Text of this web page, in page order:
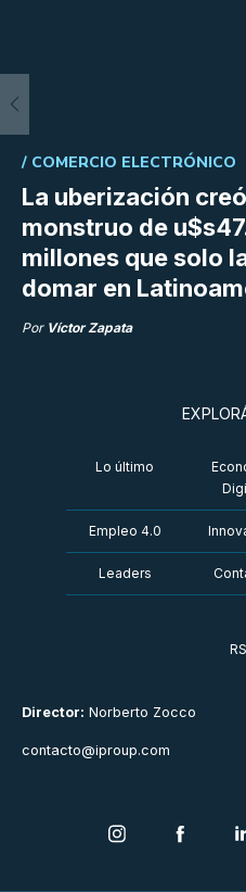
La uberización
monstruo de
millones que solo
domar en
/ COMERCIO ELECTRÓNICO
Por Víctor Zapata
Director: Norberto Zocco
contacto@iproup.com
Lo último
Empleo 4.0
Leaders